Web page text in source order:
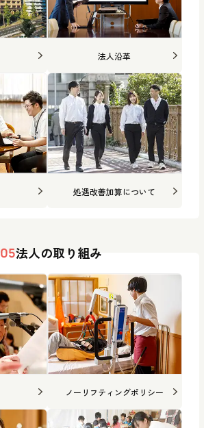
法人沿革
処遇改善加算について
05法人の取り組み
ノーリフティングポリシー